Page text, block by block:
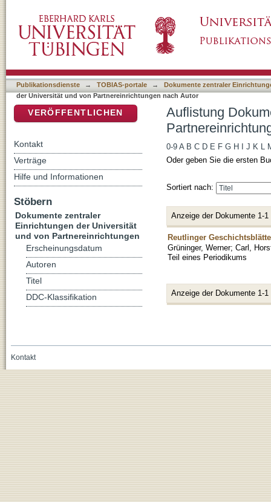
Autor "Kemmler, Klaus"
Publikationsdienste → TOBIAS-portale →
Dokumente zentraler
der Universität und von Partnereinrichtungen nach Autor
Auflistung
0-9 A B C D E F G H J K L
Oder geben Sie die ersten
Sortiert nach:
Anzeige der Dokumente 1-1
Reutlinger
Grüninger, Werner; Carl,
Teil eines Periodikums
Anzeige der Dokumente 1-1
VERÖFFENTLICHEN
Kontakt
Verträge
Hilfe und Informationen
Stöbern
Dokumente zentraler
Einrichtungen der Universität
und von Partnereinrichtungen
Erscheinungsdatum
Autoren
Titel
DDC-Klassifikation
Kontakt